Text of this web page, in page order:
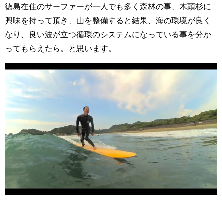
徳島在住のサーファーが一人でも多く森林の事、木頭杉に
興味を持って頂き、山を整備すると結果、海の環境が良く
なり、良い波が立つ循環のシステムになっている事を分か
ってもらえたら。と思います。